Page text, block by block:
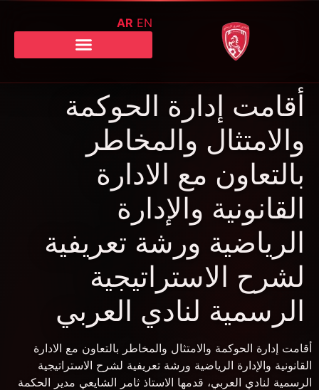
AR EN
أقامت إدارة الحوكمة
والامتثال والمخاطر
بالتعاون مع الادارة
القانونية والإدارة
الرياضية ورشة تعريفية
لشرح الاستراتيجية
الرسمية لنادي العربي
أقامت إدارة الحوكمة والامتثال والمخاطر بالتعاون مع الادارة
القانونية والإدارة الرياضية ورشة تعريفية لشرح الاستراتيجية
الرسمية لنادي العربي، قدمها الاستاذ ثامر الشايعي مدير الحكمة